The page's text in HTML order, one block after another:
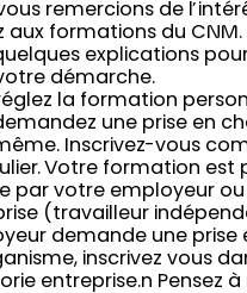
remercions de
aux formations du CNM.
explications
démarche.
la formation
une prise en
Inscrivez-vous
Votre formation est
par votre employeur
(travailleur
demande une prise
inscrivez vous
entreprise.n Pensez